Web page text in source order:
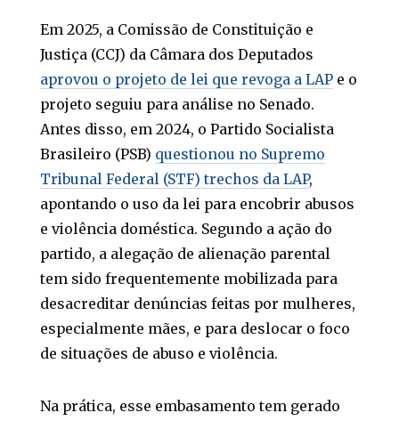
Em 2025, a Comissão de Constituição e
Justiça (CCJ) da Câmara dos Deputados
aprovou o projeto de lei que revoga a LAP e o
projeto seguiu para análise no Senado.
Antes disso, em 2024, o Partido Socialista
Brasileiro (PSB) questionou no Supremo
Tribunal Federal (STF) trechos da LAP,
apontando o uso da lei para encobrir abusos
e violência doméstica. Segundo a ação do
partido, a alegação de alienação parental
tem sido frequentemente mobilizada para
desacreditar denúncias feitas por mulheres,
especialmente mães, e para deslocar o foco
de situações de abuso e violência.
Na prática, esse embasamento tem gerado